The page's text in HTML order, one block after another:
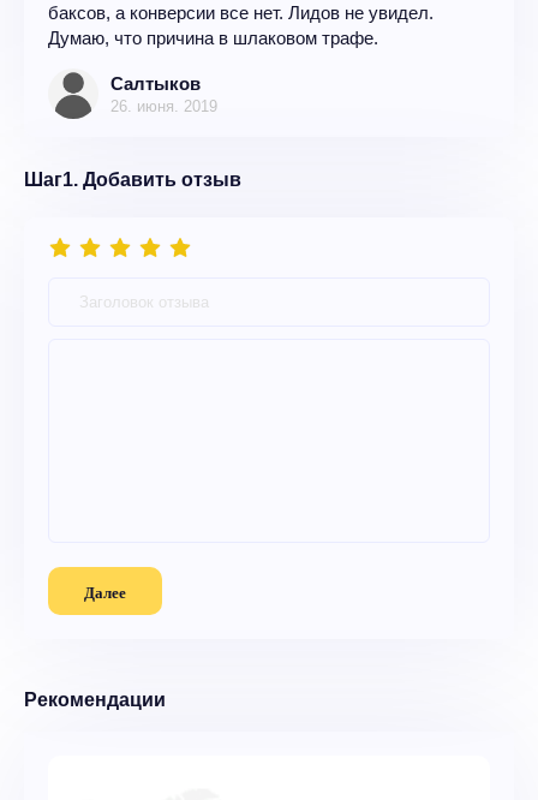
баксов, а конверсии все нет. Лидов не увидел.
Думаю, что причина в шлаковом трафе.
Салтыков
26. июня. 2019
Шаг1. Добавить отзыв
Далее
Рекомендации